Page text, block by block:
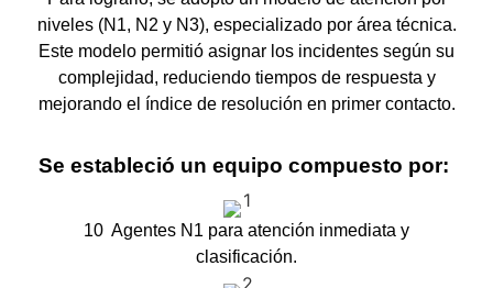
niveles (N1, N2 y N3), especializado por área técnica.
Este modelo permitió asignar los incidentes según su
complejidad, reduciendo tiempos de respuesta y
mejorando el índice de resolución en primer contacto.
Se estableció un equipo compuesto por:
10 Agentes N1 para atención inmediata y
clasificación.